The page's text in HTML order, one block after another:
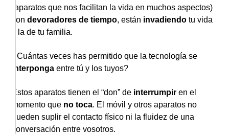
(aparatos que nos facilitan la vida en muchos aspectos)
son devoradores de tiempo, están invadiendo tu vida
y la de tu familia.
¿Cuántas veces has permitido que la tecnología se
interponga entre tú y los tuyos?
Estos aparatos tienen el “don” de interrumpir en el
momento que no toca. El móvil y otros aparatos no
pueden suplir el contacto físico ni la fluidez de una
conversación entre vosotros.